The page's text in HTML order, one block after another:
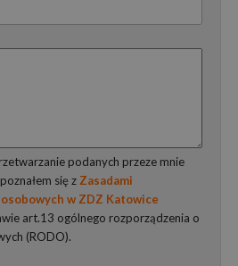
podanych przeze mnie
się z Zasadami
w ZDZ Katowice
art.13 ogólnego rozporządzenia o
(RODO).